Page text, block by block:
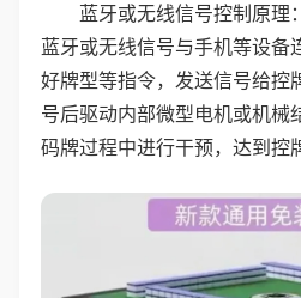
蓝牙或无线信号控制原理
蓝牙或无线信号与手机等设备
好牌型等指令，发送信号给控
号后驱动内部微型电机或机械
码牌过程中进行干预，达到控